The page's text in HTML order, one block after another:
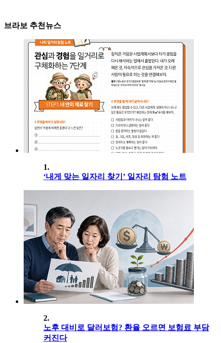
브라보 추천뉴스
1.
‘내게 맞는 일자리 찾기’ 일자리 탐험 노트
2.
노후 대비로 달러보험? 환율 오르면 보험료 부담
커진다